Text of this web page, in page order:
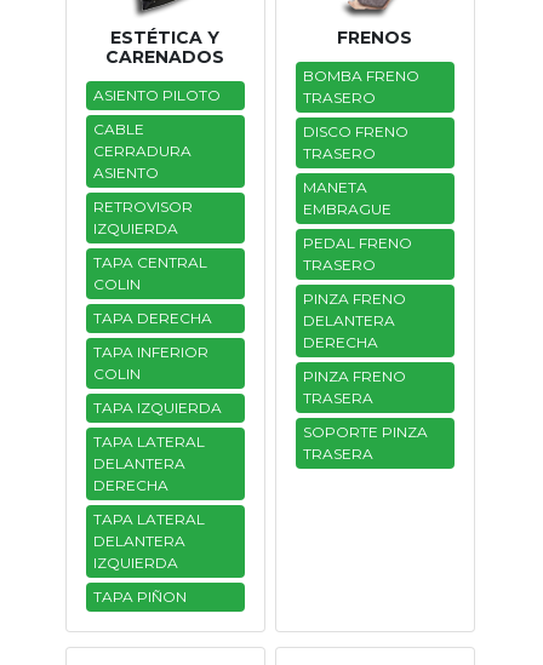
ESTÉTICA Y
CARENADOS
ASIENTO PILOTO
CABLE
CERRADURA
ASIENTO
RETROVISOR
IZQUIERDA
TAPA CENTRAL
COLIN
TAPA DERECHA
TAPA INFERIOR
COLIN
TAPA IZQUIERDA
TAPA LATERAL
DELANTERA
DERECHA
TAPA LATERAL
DELANTERA
IZQUIERDA
TAPA PIÑON
FRENOS
BOMBA FRENO
TRASERO
DISCO FRENO
TRASERO
MANETA
EMBRAGUE
PEDAL FRENO
TRASERO
PINZA FRENO
DELANTERA
DERECHA
PINZA FRENO
TRASERA
SOPORTE PINZA
TRASERA